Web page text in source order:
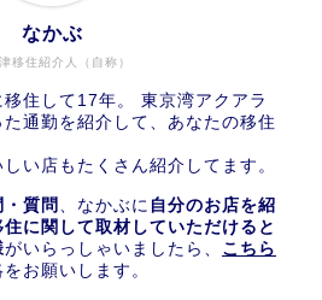
移住紹介人（自称）
なかぶ
住して17年。 東京湾アクアラ
通勤を紹介して、あなたの移住
い店もたくさん紹介してます。
質問 、なかぶに 自分のお店を紹
住に関して取材していただけると
がいらっしゃいましたら、 こちら
お願いします。